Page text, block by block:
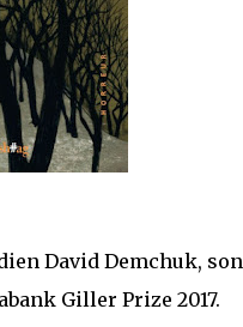
David Demchuk,
Giller Prize 2017.